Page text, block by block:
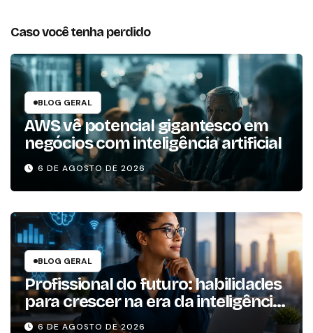
Caso você tenha perdido
BLOG GERAL
AWS vê potencial gigantesco em
negócios com inteligência artificial
6 DE AGOSTO DE 2026
BLOG GERAL
Profissional do futuro: habilidades
para crescer na era da inteligência
artificial
6 DE AGOSTO DE 2026